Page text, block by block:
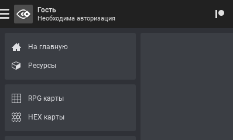
На главную
Ресурсы
RPG карты
HEX карты
Гость
Необходима авторизация